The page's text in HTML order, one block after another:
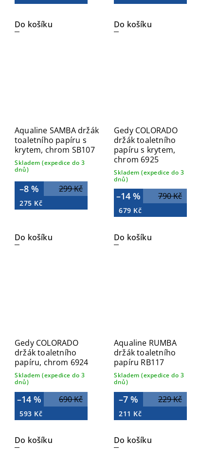
Do košíku Do košíku
Aqualine SAMBA držák
toaletního papíru s
krytem, chrom SB107
Skladem (expedice do 3
dnů)
299 Kč
–8 %
275 Kč
Do košíku
Gedy COLORADO
držák toaletního
papíru s krytem,
chrom 6925
Skladem (expedice do 3
dnů)
790 Kč
–14 %
679 Kč
Do košíku
Gedy COLORADO
držák toaletního
papíru, chrom 6924
Skladem (expedice do 3
dnů)
690 Kč
–14 %
593 Kč
Do košíku
Aqualine RUMBA
držák toaletního
papíru RB117
Skladem (expedice do 3
dnů)
229 Kč
–7 %
211 Kč
Do košíku